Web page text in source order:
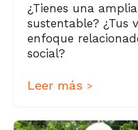
¿Tienes una
sustentable? ¿Tus
enfoque
social?
Leer más >